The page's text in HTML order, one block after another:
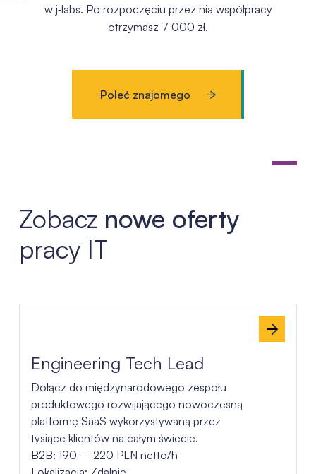
w j‑labs. Po rozpoczęciu przez nią współpracy
otrzymasz 7 000 zł.
Poleć znajomego
Zobacz nowe oferty
pracy IT
Engineering Tech Lead
Dołącz do międzynarodowego zespołu
produktowego rozwijającego nowoczesną
platformę SaaS wykorzystywaną przez
tysiące klientów na całym świecie.
B2B: 190 – 220 PLN netto/h